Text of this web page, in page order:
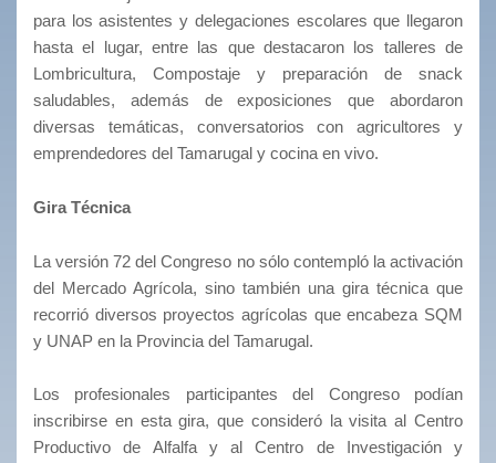
para los asistentes y delegaciones escolares que llegaron
hasta el lugar, entre las que destacaron los talleres de
Lombricultura, Compostaje y preparación de snack
saludables, además de exposiciones que abordaron
diversas temáticas, conversatorios con agricultores y
emprendedores del Tamarugal y cocina en vivo.
Gira Técnica
La versión 72 del Congreso no sólo contempló la activación
del Mercado Agrícola, sino también una gira técnica que
recorrió diversos proyectos agrícolas que encabeza SQM
y UNAP en la Provincia del Tamarugal.
Los profesionales participantes del Congreso podían
inscribirse en esta gira, que consideró la visita al Centro
Productivo de Alfalfa y al Centro de Investigación y